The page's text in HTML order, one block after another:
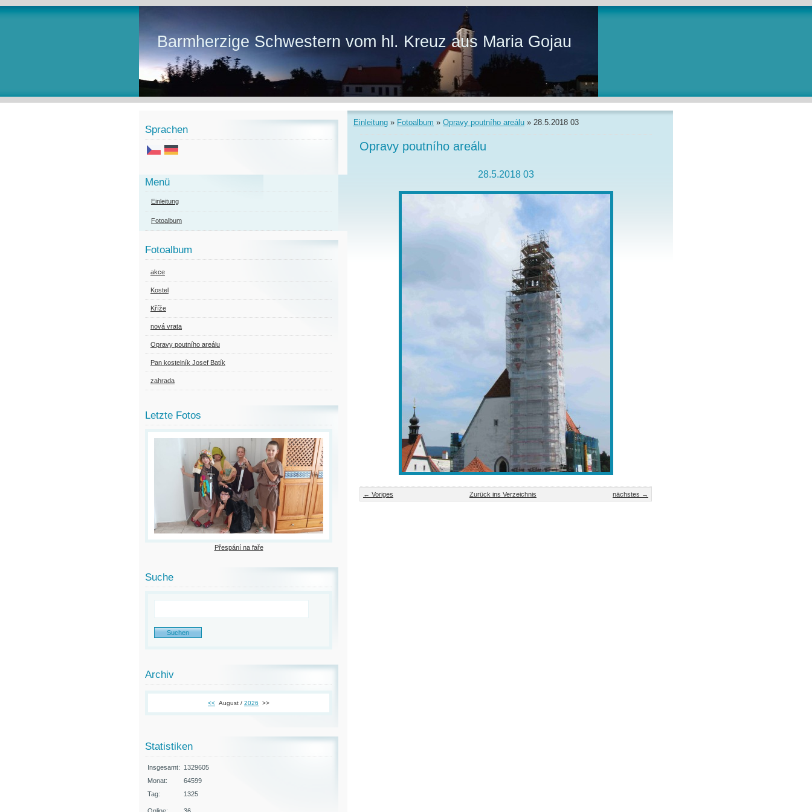
Barmherzige Schwestern vom hl. Kreuz aus Maria Gojau
Einleitung » Fotoalbum » Opravy poutního areálu » 28.5.2018 03
Opravy poutního areálu
28.5.2018 03
← Voriges nächstes →
Zurück ins Verzeichnis
Sprachen
Menü
Einleitung
Fotoalbum
Fotoalbum
akce
Kostel
Kříže
nová vrata
Opravy poutního areálu
Pan kostelník Josef Batík
zahrada
Letzte Fotos
Přespání na faře
Suche
Archiv
<< August / 2026 >>
Statistiken
Insgesamt:
1329605
Monat:
64599
Tag:
1325